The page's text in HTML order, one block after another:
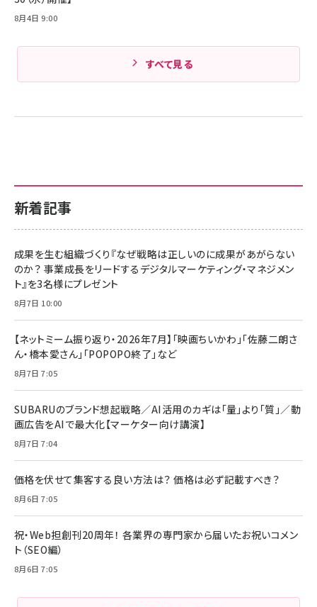
新着記事
成果を生む組織づくり『なぜ戦略は正しいのに成果があがらない
のか？ 事業成長をリードするデジタルマーケティング・マネジメン
ト』を3名様にプレゼント
8月7日 10:00
【ネットミーム振り返り・2026年7月】「映画ちいかわ」「佐藤二朗さ
ん・橋本愛さん」「POPOPO終了」など
8月7日 7:05
SUBARUのブランド想起戦略／AI活用のカギは「量」より「質」／動
画広告をAIで最大化【マーケター向け講演】
8月7日 7:04
価格を伏せて集客する良い方法は？ 価格は必ず記載すべき？
8月6日 7:05
祝・Web担創刊20周年！ 各業界の専門家から届いたお祝いコメン
ト（SEO編）
8月6日 7:05
8月4日 9:00
すべて見る